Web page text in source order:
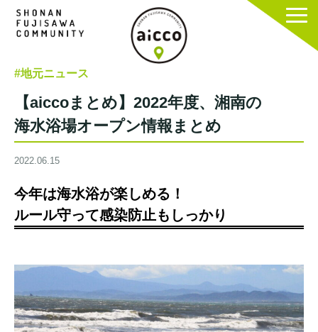
#地元ニュース
【aiccoまとめ】2022年度、湘南の
海水浴場オープン情報まとめ
2022.06.15
今年は海水浴が楽しめる！
ルール守って感染防止もしっかり